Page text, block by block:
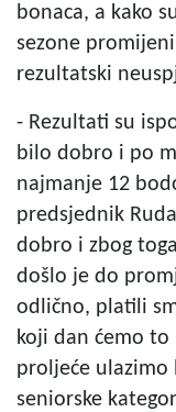
bonaca, a kako
sezone
rezultatski
- Rezultati su
bilo dobro i po
najmanje 12
predsjednik
dobro i zbog
došlo je do
odlično, platili
koji dan ćemo
proljeće ulazimo
seniorske